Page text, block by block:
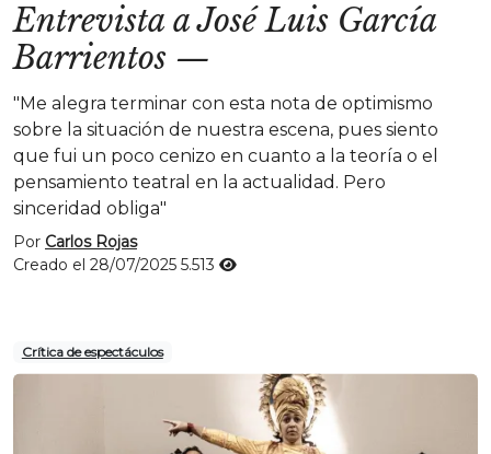
Entrevista a José Luis García
Barrientos —
"Me alegra terminar con esta nota de optimismo
sobre la situación de nuestra escena, pues siento
que fui un poco cenizo en cuanto a la teoría o el
pensamiento teatral en la actualidad. Pero
sinceridad obliga"
Por Carlos Rojas
Creado el 28/07/2025 5.513
Crítica de espectáculos